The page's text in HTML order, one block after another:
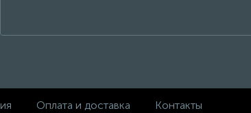
Оплата и доставка Контакты